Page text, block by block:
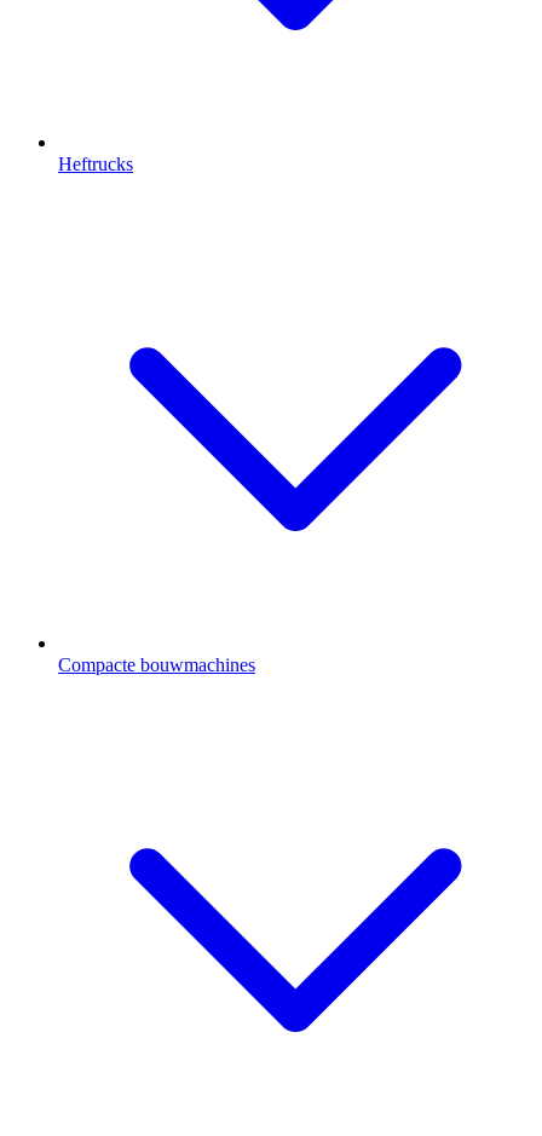
Heftrucks
Compacte bouwmachines